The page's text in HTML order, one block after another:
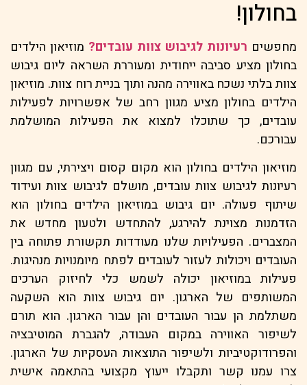
בחולון!
מחפשיםרעיונות לגיבוש צוות עובדים?מוזיאון הילדים
בחולון מציע סביבה ייחודית ומעוררת השראה ליום גיבוש
צוות בלתי נשכח באווירה מהנה ותוך בניית רוח צוות. מוזיאון
הילדים בחולון מציע מגוון רחב של אפשרויות לפעילות
עובדים, כך שתוכלו למצוא את הפעילות המושלמת
עבורכם.
מוזיאון הילדים בחולון הוא מקום קסום ויצירתי, עם מגוון
רעיונות לגיבוש צוות עובדים, מושלם לגיבוש צוות ועידוד
שיתוף פעולה. יום גיבוש במוזיאון הילדים בחולון הוא
הזדמנות מצוינת להירגע, להתחדש ולטעון מחדש את
המצברים. הפעילויות שלנו מעודדות תקשורת פתוחה בין
העובדים ויכולות לעזור לעובדים לפתח מיומנויות מנהיגות.
פעילות במוזיאון יכולה לשמש כלי לחיזוק הערכים
המשותפים של הארגון. יום גיבוש צוות הוא השקעה
משתלמת הן עבור העובדים והן עבור הארגון. הוא תורם
לשיפור האווירה במקום העבודה, להגברת המוטיבציה
והפרודוקטיביות ולשיפור התוצאות העסקיות של הארגון.
צרו עמנו קשר ותקבלו ייעוץ מקצועי בהתאמה אישית